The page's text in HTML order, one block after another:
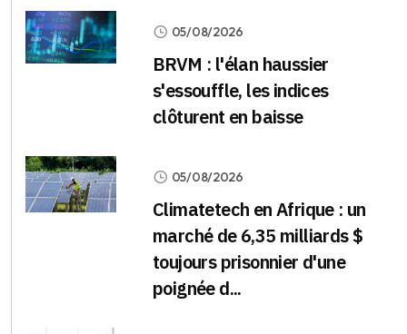
05/08/2026
BRVM : l'élan haussier
s'essouffle, les indices
clôturent en baisse
05/08/2026
Climatetech en Afrique : un
marché de 6,35 milliards $
toujours prisonnier d'une
poignée d...